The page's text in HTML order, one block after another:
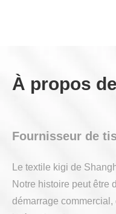
À propos
Fournisseur de
Le textile kigi de
Notre histoire peut être
démarrage